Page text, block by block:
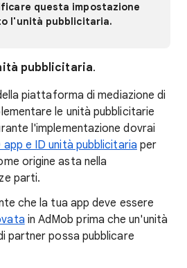
questa impostazione
l'unità pubblicitaria.
pubblicitaria.
piattaforma di mediazione di
le unità pubblicitarie
l'implementazione dovrai
app e ID unità pubblicitaria per
origine asta nella
parti.
che la tua app deve essere
in AdMob prima che un'unità
partner possa pubblicare